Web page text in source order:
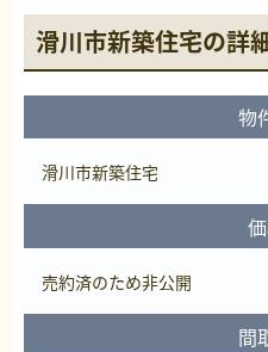
滑川市新築住宅の詳
物
滑川市新築住宅
売約済のため非公開
間